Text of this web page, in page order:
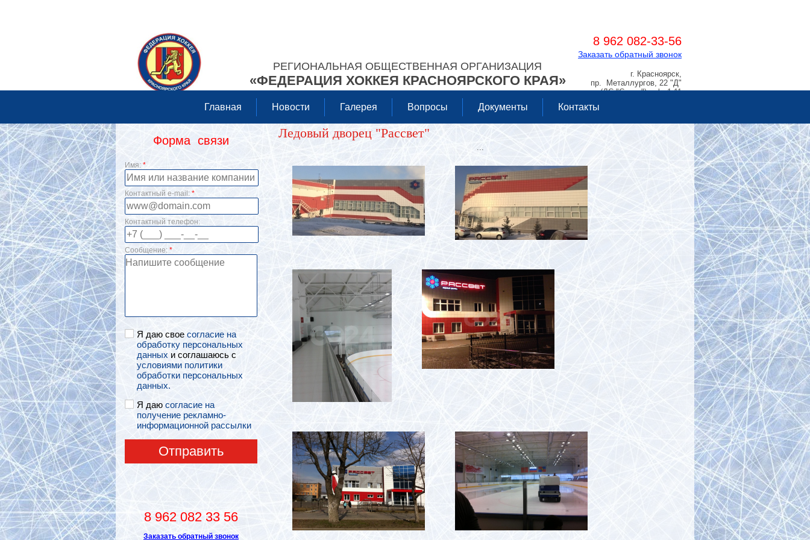
РЕГИОНАЛЬНАЯ ОБЩЕСТВЕННАЯ ОРГАНИЗАЦИЯ
«ФЕДЕРАЦИЯ ХОККЕЯ КРАСНОЯРСКОГО КРАЯ»
8 962 082-33-56
Заказать обратный звонок
г. Красноярск,
пр. Металлургов, 22 "Д"
(ДС "Сокол"), оф. 1.11
Главная Новости Галерея Вопросы Документы Контакты
Форма связи
Имя: *
Контактный e-mail: *
Контактный телефон:
Сообщение: *
Я даю свое согласие на
обработку персональных
данных и соглашаюсь с
условиями политики
обработки персональных
данных.
Я даю согласие на
получение рекламно-
информационной рассылки
Отправить
8 962 082 33 56
Заказать обратный звонок
Ледовый дворец "Рассвет"
...